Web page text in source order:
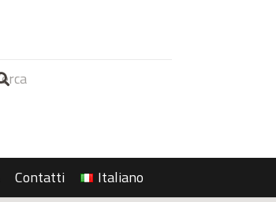
Contatti Italiano